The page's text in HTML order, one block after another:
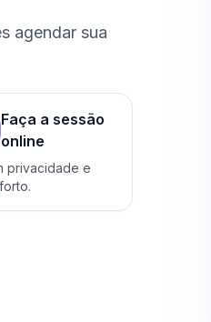
agendar sua
Faça a sessão
online
privacidade e